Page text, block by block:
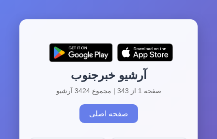
آرشیو خبرجنوب
صفحه 1 از 343 | مجموع 3424 آرشیو
صفحه اصلی